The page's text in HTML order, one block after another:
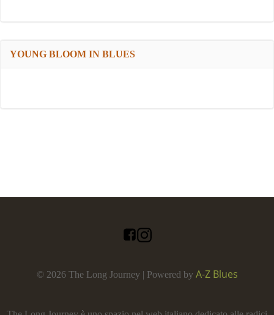
YOUNG BLOOM IN BLUES
© 2026 The Long Journey | Powered by A-Z Blues